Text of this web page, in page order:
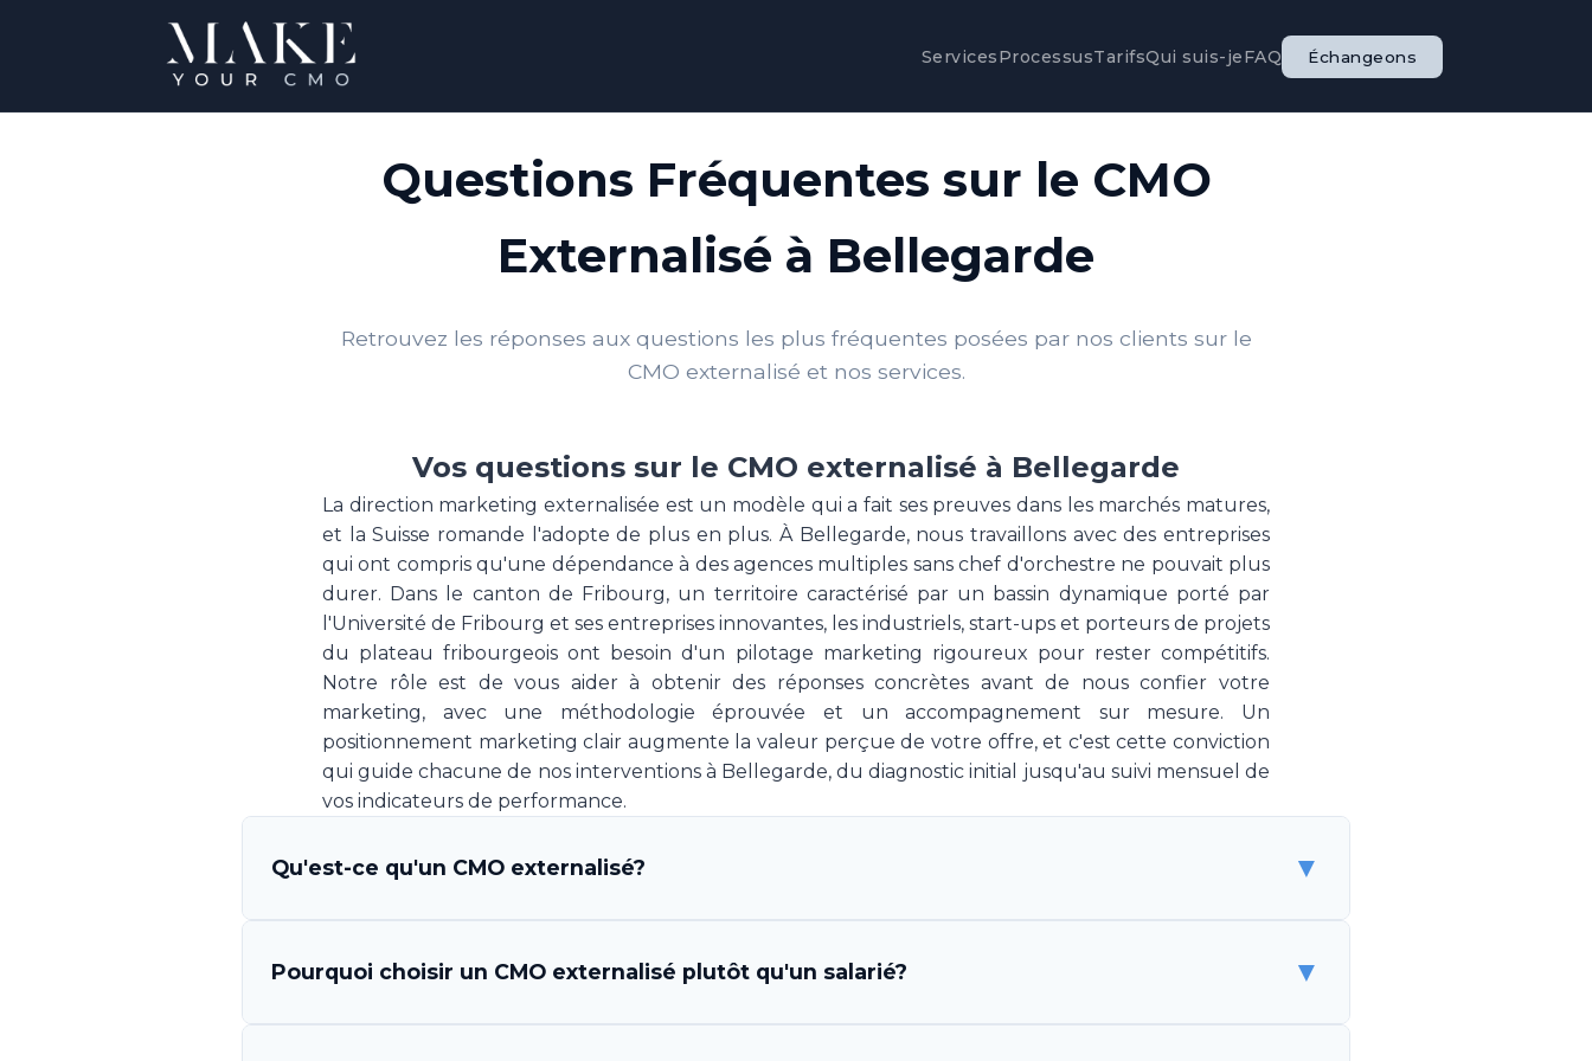
ServicesProcessusTarifsQui suis-jeFAQ Échangeons
Questions Fréquentes sur le CMO
Externalisé à Bellegarde
Retrouvez les réponses aux questions les plus fréquentes posées par nos clients sur le
CMO externalisé et nos services.
Vos questions sur le CMO externalisé à Bellegarde
La direction marketing externalisée est un modèle qui a fait ses preuves dans les marchés matures,
et la Suisse romande l'adopte de plus en plus. À Bellegarde, nous travaillons avec des entreprises
qui ont compris qu'une dépendance à des agences multiples sans chef d'orchestre ne pouvait plus
durer. Dans le canton de Fribourg, un territoire caractérisé par un bassin dynamique porté par
l'Université de Fribourg et ses entreprises innovantes, les industriels, start-ups et porteurs de projets
du plateau fribourgeois ont besoin d'un pilotage marketing rigoureux pour rester compétitifs.
Notre rôle est de vous aider à obtenir des réponses concrètes avant de nous confier votre
marketing, avec une méthodologie éprouvée et un accompagnement sur mesure. Un
positionnement marketing clair augmente la valeur perçue de votre offre, et c'est cette conviction
qui guide chacune de nos interventions à Bellegarde, du diagnostic initial jusqu'au suivi mensuel de
vos indicateurs de performance.
Qu'est-ce qu'un CMO externalisé? ▼
Un CMO (Chief Marketing Officer) externalisé est un professionnel ou une équipe de spécialistes marketing
Pourquoi choisir un CMO externalisé plutôt qu'un salarié? ▼